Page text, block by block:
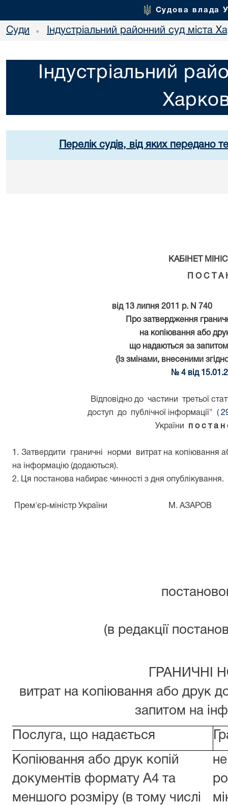
Судова влада
Суди • Індустріальний районний суд міста
Індустріальний
Перелік судів, від яких передано
КАБІНЕТ
П О С Т А
від 13 липня 2011 р. N 740
Про затвердження
на копіювання або
що надаються за
{Із змінами, внесеними
№ 4 від
Відповідно до частини
третьої
доступ
до публічної інформації" (
України
п о с т а н
1. Затвердити граничні норми
витрат на копіювання
на інформацію (додаються).
2. Ця постанова набирає чинності з дня опублікування.
Прем'єр-міністр України М. АЗАРОВ
(в редакції
ГРАНИЧНІ
витрат на копіювання або друк
запитом на
Послуга, що надається
Копіювання або друк копій
документів формату А4 та
меншого розміру (в тому числі